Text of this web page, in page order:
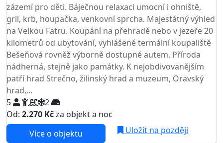
zázemí pro děti. Báječnou relaxaci umocní i ohniště,
gril, krb, houpačka, venkovní sprcha. Majestátný výhled
na Velkou Fatru. Koupání na přehradě nebo v jezeře 20
kilometrů od ubytování, vyhlášené termální koupaliště
Bešeňová rovněž výborně dostupné autem. Příroda
nádherná, stejně jako památky. K nejobdivovanějším
patří hrad Strečno, žilinský hrad a muzeum, Oravský
hrad,...
5
2
Od: 2.270 Kčza objekt a noc
Více o objektu
Uložit na později